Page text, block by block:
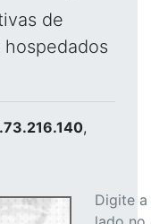
de
,
Digite